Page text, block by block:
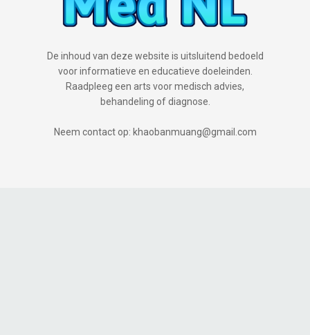
De inhoud van deze website is uitsluitend bedoeld
voor informatieve en educatieve doeleinden.
Raadpleeg een arts voor medisch advies,
behandeling of diagnose.
Neem contact op: khaobanmuang@gmail.com